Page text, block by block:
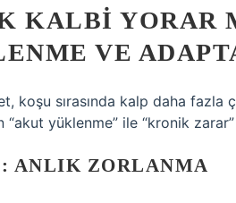
KALBI YORAR
VE
koşu sırasında kalp daha fazla
yüklenme” ile “kronik zarar”
ANLIK ZORLANMA